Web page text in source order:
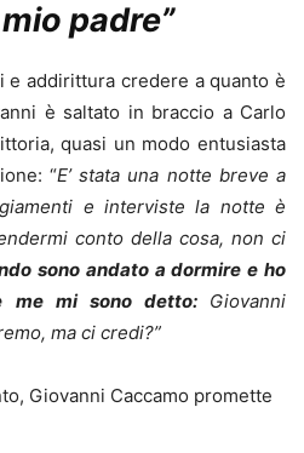
padre”
addirittura credere a quanto è
è saltato in braccio a Carlo
quasi un modo entusiasta
“E’ stata una notte breve a
e interviste la notte è
conto della cosa, non ci
sono andato a dormire e ho
me mi sono detto: Giovanni
ma ci credi?”
Giovanni Caccamo promette